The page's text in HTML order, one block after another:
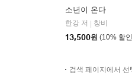
소년이 온다
한강 저
창비
13,500원 (10% 할
검색 페이지에서